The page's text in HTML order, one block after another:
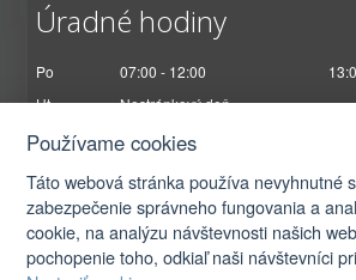
Úradné hodiny
Po 07:00 - 12:00
Ut
Nestránkový deň
St
07:00 - 12:00
Pi
07:00 - 12:30
Používame cookies
Táto webová stránka používa nevyhnutné
zabezpečenie správneho fungovania a
cookie, na analýzu návštevnosti našich
pochopenie toho, odkiaľ naši návštevníci